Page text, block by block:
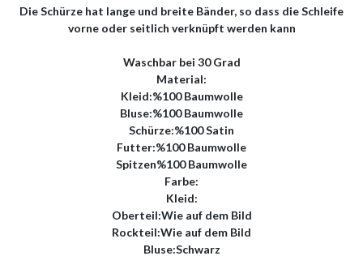
Die Schürze hat lange und breite Bänder, so dass die Schleife
vorne oder seitlich verknüpft werden kann
Waschbar bei 30 Grad
Material:
Kleid:%100 Baumwolle
Bluse:%100 Baumwolle
Schürze:%100 Satin
Futter:%100 Baumwolle
Spitzen%100 Baumwolle
Farbe:
Kleid:
Oberteil:Wie auf dem Bild
Rockteil:Wie auf dem Bild
Bluse:Schwarz